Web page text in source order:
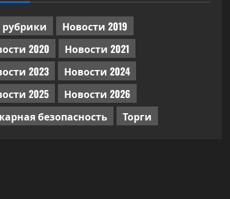
рубрики
Новости 2019
2020
Новости 2021
2023
Новости 2024
2025
Новости 2026
безопасность
Торги